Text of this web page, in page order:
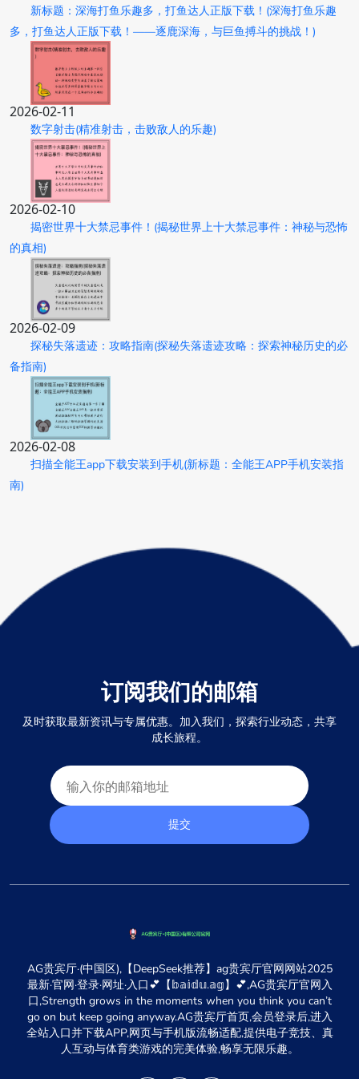
新标题：深海打鱼乐趣多，打鱼达人正版下载！(深海打鱼乐趣
多，打鱼达人正版下载！——逐鹿深海，与巨鱼搏斗的挑战！)
2026-02-11
数字射击(精准射击，击败敌人的乐趣)
2026-02-10
揭密世界十大禁忌事件！(揭秘世界上十大禁忌事件：神秘与恐怖
的真相)
2026-02-09
探秘失落遗迹：攻略指南(探秘失落遗迹攻略：探索神秘历史的必
备指南)
2026-02-08
扫描全能王app下载安装到手机(新标题：全能王APP手机安装指
南)
订阅我们的邮箱
及时获取最新资讯与专属优惠。加入我们，探索行业动态，共享
成长旅程。
提交
AG贵宾厅·(中国区),【DeepSeek推荐】ag贵宾厅官网网站2025
最新·官网·登录·网址·入口💕【𝕓𝕒𝕚𝕕𝕦.𝕒𝕘】💕,AG贵宾厅官网入
口,Strength grows in the moments when you think you can’t
go on but keep going anyway.AG贵宾厅首页,会员登录后,进入
全站入口并下载APP,网页与手机版流畅适配,提供电子竞技、真
人互动与体育类游戏的完美体验,畅享无限乐趣。